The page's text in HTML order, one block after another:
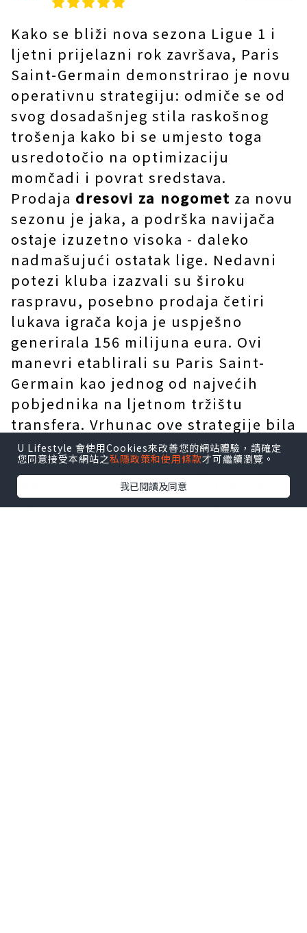
Kako se bliži nova sezona Ligue 1 i
ljetni prijelazni rok završava, Paris
Saint-Germain demonstrirao je novu
operativnu strategiju: odmiče se od
svog dosadašnjeg stila raskošnog
trošenja kako bi se umjesto toga
usredotočio na optimizaciju
momčadi i povrat sredstava.
Prodaja dresovi za nogomet za novu
sezonu je jaka, a podrška navijača
ostaje izuzetno visoka - daleko
nadmašujući ostatak lige. Nedavni
potezi kluba izazvali su široku
raspravu, posebno prodaja četiri
lukava igrača koja je uspješno
generirala 156 milijuna eura. Ovi
manevri etablirali su Paris Saint-
Germain kao jednog od najvećih
pobjednika na ljetnom tržištu
transfera. Vrhunac ove strategije bila
je uspješna prodaja dvaju visoko
zarađivanih napadača koji su dugo
podbacili; obojicu su kupili veliki
klubovi Serie A za značajne
U Lifestyle 會使用Cookies來改善您的網站體驗，請確定
您同意接受本網站之私隱政策和使用條款才可繼續瀏覽。
我已閱讀及同意